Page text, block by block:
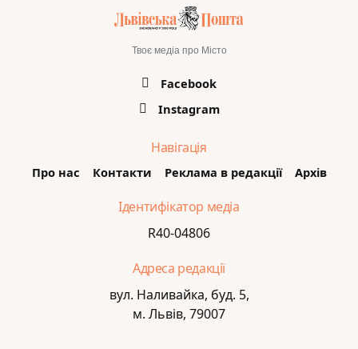
Твоє медіа про Місто
Facebook
Instagram
Навігація
Про нас Контакти Реклама в редакції Архів
Ідентифікатор медіа
R40-04806
Адреса редакції
вул. Наливайка, буд. 5,
м. Львів, 79007